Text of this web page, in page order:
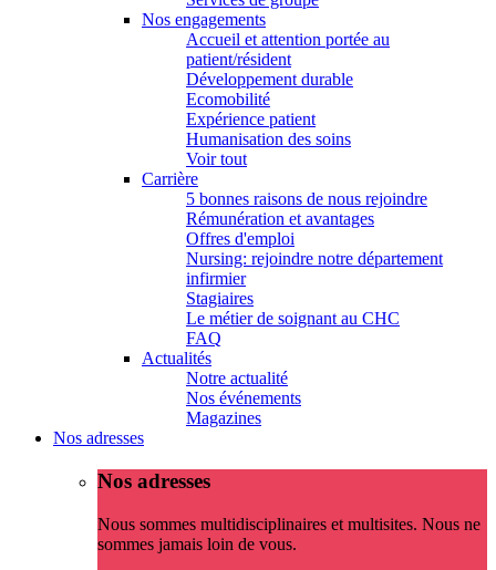
Nos engagements
Accueil et attention portée au
patient/résident
Développement durable
Ecomobilité
Expérience patient
Humanisation des soins
Voir tout
Carrière
5 bonnes raisons de nous rejoindre
Rémunération et avantages
Offres d'emploi
Nursing: rejoindre notre département
infirmier
Stagiaires
Le métier de soignant au CHC
FAQ
Actualités
Notre actualité
Nos événements
Magazines
Nos adresses
Nos adresses
Nous sommes multidisciplinaires et multisites. Nous ne
sommes jamais loin de vous.